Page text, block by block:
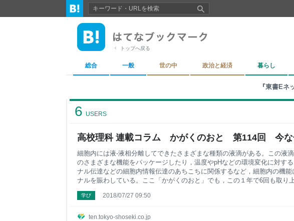
トップへ戻る
総合 一般 世の中 政治と経済 暮らし
『東書Eネ
高校理科 連載コラム かがくのおと 第114回 今な
6 USERS
ten.tokyo-shoseki.co.jp
細胞内には液-液相分離してできたさまざまな種類の液滴がある。この液
のさまざまな機能をパッケージしたり，温度やpHなどの環境変化に対す
ナル伝達などの細胞内情報伝達のあちこちに関係するなど，細胞内の機
ナルを賑わしている。ここ「かがくのおと」でも，この１年で6回も取り
だけのインパクトを持って受け入れられている液-液相分離の現象が，な
される計測技術はどういうものかを整理したい。さらに，前回の記事か
がない。 ■国内外の動向
学び 2018/07/27 09:50